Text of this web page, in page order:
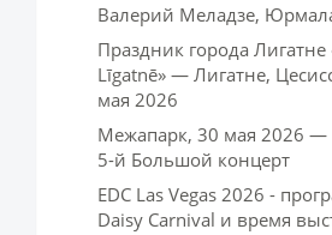
Валерий Меладзе,
Праздник города Лигатне
Līgatnē» — Лигатне,
мая 2026
Межапарк, 30 мая 2026 —
5-й Большой концерт
EDC Las Vegas 2026 -
Daisy Carnival и время